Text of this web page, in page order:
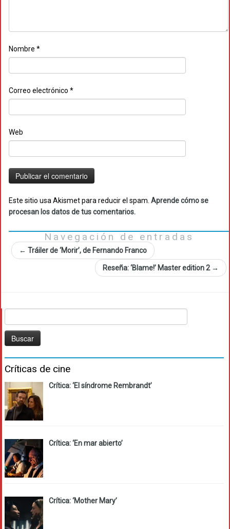
Nombre *
Correo electrónico *
Web
Este sitio usa Akismet para reducir el spam. Aprende cómo se
procesan los datos de tus comentarios.
Navegación de entradas
← Tráiler de ‘Morir’, de Fernando Franco
Reseña: ‘Blame!’ Master edition 2 →
Críticas de cine
Crítica: ‘El síndrome Rembrandt’
Crítica: ‘En mar abierto’
Crítica: ‘Mother Mary’